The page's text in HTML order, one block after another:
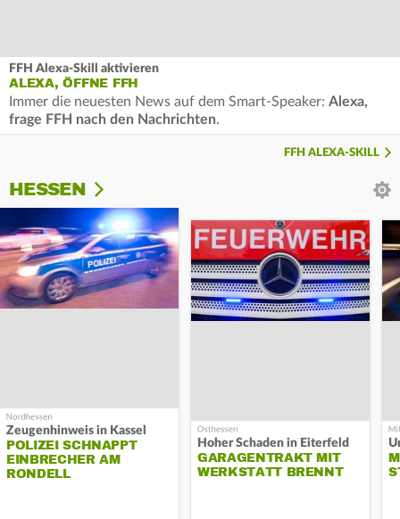
FFH Alexa-Skill aktivieren
ALEXA, ÖFFNE FFH
Immer die neuesten News auf dem Smart-Speaker: Alexa,
frage FFH nach den Nachrichten.
FFH ALEXA-SKILL
HESSEN
Zeugenhinweis in Kassel
POLIZEI SCHNAPPT
EINBRECHER AM
RONDELL
Hoher Schaden in Eiterfeld
GARAGENTRAKT MIT
WERKSTATT BRENNT